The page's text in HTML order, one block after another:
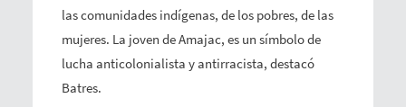
las comunidades indígenas, de los pobres, de las
mujeres. La joven de Amajac, es un símbolo de
lucha anticolonialista y antirracista, destacó
Batres.